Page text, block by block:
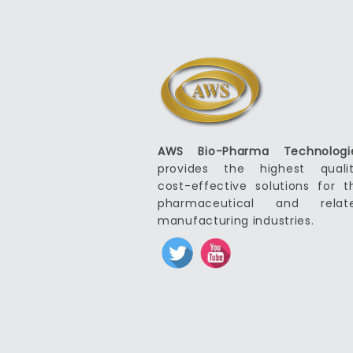
AWS Bio-Pharma
provides the highest
cost-effective solutions for
pharmaceutical and
manufacturing industries.